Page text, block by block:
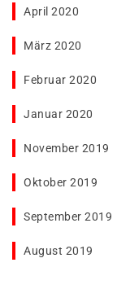
April 2020
März 2020
Februar 2020
Januar 2020
November 2019
Oktober 2019
September 2019
August 2019